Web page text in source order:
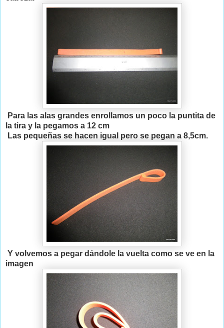
Para las alas grandes enrollamos un poco la puntita de
la tira y la pegamos a 12 cm
Las pequeñas se hacen igual pero se pegan a 8,5cm.
Y volvemos a pegar dándole la vuelta como se ve en la
imagen